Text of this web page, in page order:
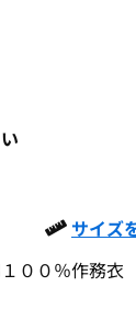
サイズ
００％作務衣